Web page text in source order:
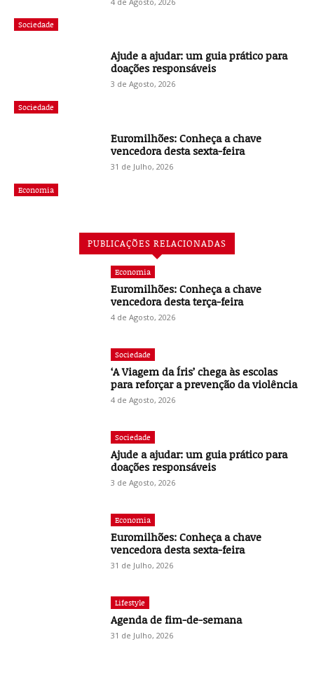
Sociedade
Sociedade
Ajude a ajudar: um guia prático para
doações responsáveis
3 de Agosto, 2026
Economia
Euromilhões: Conheça a chave
vencedora desta sexta-feira
31 de Julho, 2026
PUBLICAÇÕES RELACIONADAS
Economia
Euromilhões: Conheça a chave
vencedora desta terça-feira
4 de Agosto, 2026
Sociedade
‘A Viagem da Íris’ chega às escolas
para reforçar a prevenção da violência
4 de Agosto, 2026
Sociedade
Ajude a ajudar: um guia prático para
doações responsáveis
3 de Agosto, 2026
Economia
Euromilhões: Conheça a chave
vencedora desta sexta-feira
31 de Julho, 2026
Lifestyle
Agenda de fim-de-semana
31 de Julho, 2026